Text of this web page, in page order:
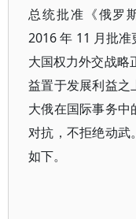
总统批准《俄罗
2016 年 11 月批准
大国权力外交战略
益置于发展利益之
大俄在国际事务
对抗，不拒绝动武
如下。